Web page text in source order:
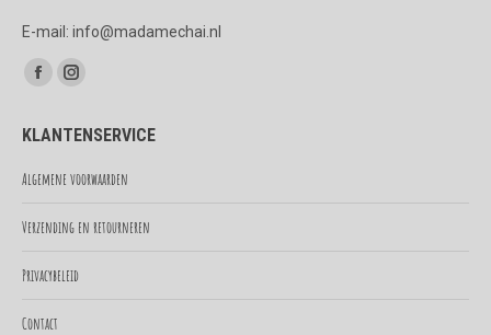
E-mail: info@madamechai.nl
Vind ons op:
Facebook
opens
in
window
Instagram
opens
in
window
KLANTENSERVICE
Algemene voorwaarden
Verzending en retourneren
Privacybeleid
Contact